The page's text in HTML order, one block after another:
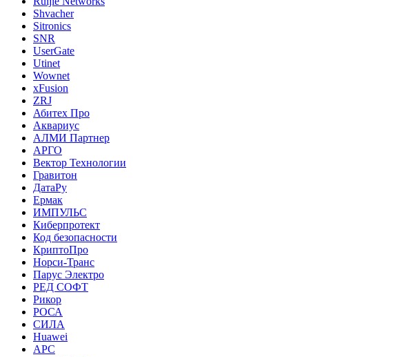
Shvacher
Sitronics
SNR
UserGate
Utinet
Wownet
xFusion
ZRJ
Абитех Про
Аквариус
АЛМИ Партнер
АРГО
Вектор Технологии
Гравитон
ДатаРу
Ермак
ИМПУЛЬС
Киберпротект
Код безопасности
КриптоПро
Норси-Транс
Парус Электро
РЕД СОФТ
Рикор
РОСА
СИЛА
Huawei
APC